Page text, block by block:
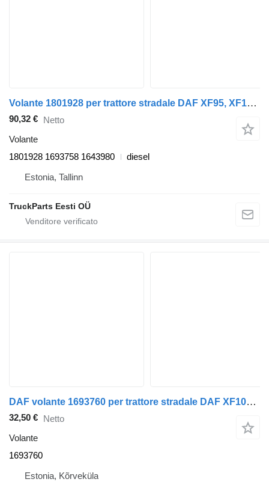
Volante 1801928 per trattore stradale DAF XF95, XF105 (2001-2014)
90,32 € Netto
Volante
1801928 1693758 1643980
diesel
Estonia, Tallinn
TruckParts Eesti OÜ
DAF volante 1693760 per trattore stradale DAF XF105-460
32,50 € Netto
Volante
1693760
Estonia, Kõrveküla